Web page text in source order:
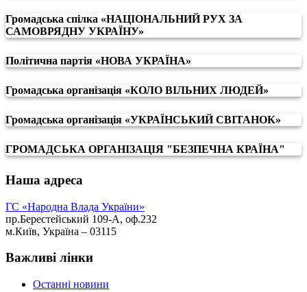
Громадська спілка «НАЦІОНАЛЬНИЙ РУХ ЗА
САМОВРЯДНУ УКРАЇНУ»
Політична партія «НОВА УКРАЇНА»
Громадська організація «КОЛО ВІЛЬНИХ ЛЮДЕЙ»
Громадська організація «УКРАЇНСЬКИЙ СВІТАНОК»
ГРОМАДСЬКА ОРГАНІЗАЦІЯ "БЕЗПЕЧНА КРАЇНА"
Наша адреса
ГС «Народна Влада України»
пр.Берестейський 109-А, оф.232
м.Київ, Україна – 03115
Важливі лінки
Останні новини